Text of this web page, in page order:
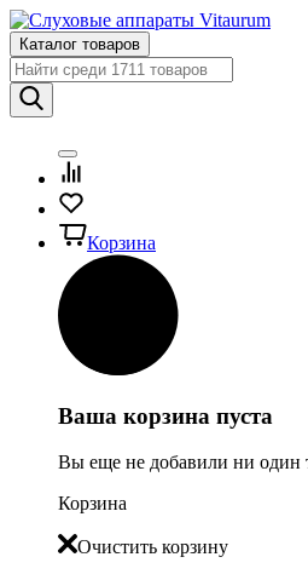
Каталог товаров
Корзина
Ваша корзина пуста
Вы еще не добавили ни один
Корзина
Очистить корзину